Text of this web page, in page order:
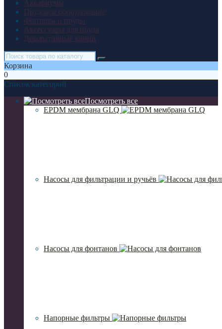
Аквариумы
Прудовое оборудование
Фонтаны и пруды
Аксессуары для пруда
Декоративные камни
Корзина
0
Список категорий
Посмотреть все
EPDM мембрана GLQ
Насосы для фильтрации и ручьёв
Насосы для фонтанов
Напорные фильтры